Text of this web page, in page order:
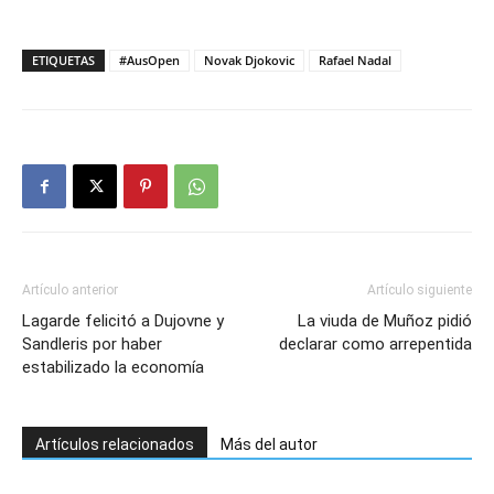
ETIQUETAS #AusOpen Novak Djokovic Rafael Nadal
Artículo anterior
Lagarde felicitó a Dujovne y
Sandleris por haber
estabilizado la economía
Artículo siguiente
La viuda de Muñoz pidió
declarar como arrepentida
Artículos relacionados Más del autor